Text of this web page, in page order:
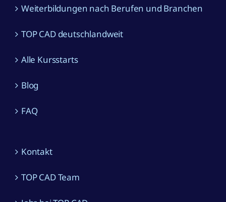
Weiterbildungen nach Berufen und Branchen
TOP CAD deutschlandweit
Alle Kursstarts
Blog
FAQ
Kontakt
TOP CAD Team